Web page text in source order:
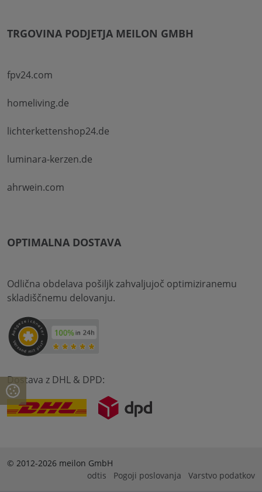
TRGOVINA PODJETJA MEILON GMBH
fpv24.com
homeliving.de
lichterkettenshop24.de
luminara-kerzen.de
ahrwein.com
OPTIMALNA DOSTAVA
Odlična obdelava pošiljk zahvaljujoč optimiziranemu
skladiščnemu delovanju.
Dostava z DHL & DPD:
© 2012-2026 meilon GmbH
odtis
Pogoji poslovanja Varstvo podatkov